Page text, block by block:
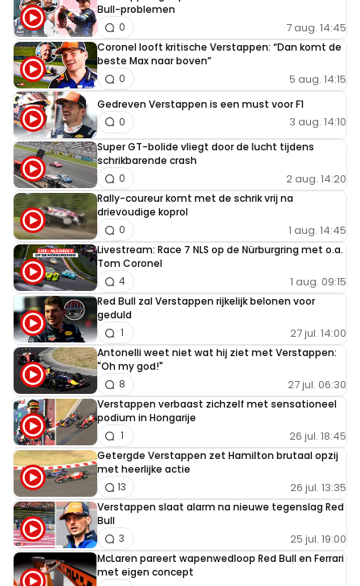
Bull-problemen
7 aug. 14:45
0
Coronel looft kritische Verstappen: “Dan komt de
beste Max naar boven”
5 aug. 14:15
0
Gedreven Verstappen is een must voor F1
3 aug. 14:10
0
Super GT-bolide vliegt door de lucht tijdens
schrikbarende crash
2 aug. 14:20
0
Rally-coureur komt met de schrik vrij na
drievoudige koprol
1 aug. 14:45
0
Livestream: Race 7 NLS op de Nürburgring met o.a.
Tom Coronel
1 aug. 09:15
4
Red Bull zal Verstappen rijkelijk belonen voor
geduld
27 jul. 14:00
1
Antonelli weet niet wat hij ziet met Verstappen:
"Oh my god!"
27 jul. 06:30
8
Verstappen verbaast zichzelf met sensationeel
podium in Hongarije
26 jul. 18:45
1
Getergde Verstappen zet Hamilton brutaal opzij
met heerlijke actie
26 jul. 13:35
13
Verstappen slaat alarm na nieuwe tegenslag Red
Bull
25 jul. 19:00
3
McLaren pareert wapenwedloop Red Bull en Ferrari
met eigen concept